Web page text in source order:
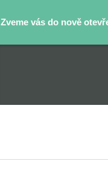
Zveme vás do nově